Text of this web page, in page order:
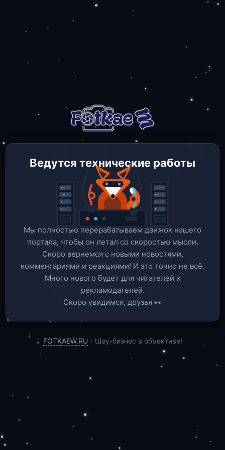
Ведутся технические работы
Мы полностью перерабатываем движок нашего
портала, чтобы он летал со скоростью мысли.
Скоро вернемся c новыми новостями,
комментариями и реакциями! И это точно не всё.
Много нового будет для читателей и
рекламодателей.
Скоро увидимся, друзья 👀
FOTKAEW.RU - Шоу-бизнес в объективе!